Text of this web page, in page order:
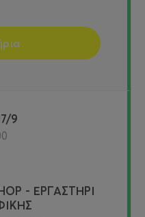
9
- ΕΡΓΑΣΤΗΡΙ